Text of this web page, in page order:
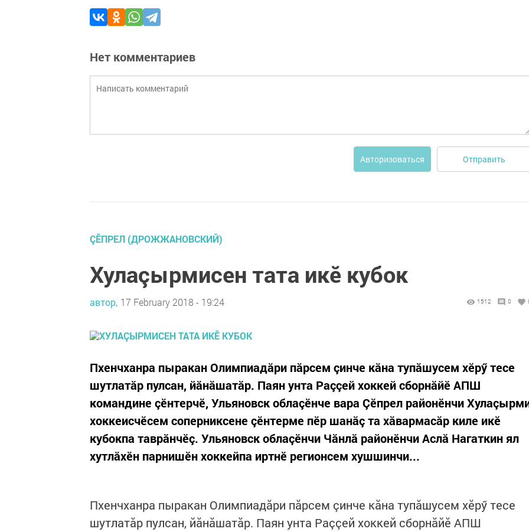
Нет комментариев
Авторизоваться Отправить
ÇĔПРЕЛ (ДРОЖЖАНОВСКИЙ)
Хулаçырмисен тата икӗ кубок
автор, 17 February 2018 - 19:24 1512 0
Пхенчханра пыракан Олимпиадăри пăрсем çинче кăна тупăшусем хӗрӳ тесе
шутлатăр пулсан, йăнăшатăр. Паян унта Раççей хоккей сборнăйӗ АПШ
командине çӗнтерчӗ, Ульяновск облаçӗнче вара Çӗпрел районӗнчи
хоккеисчӗсем соперниксене çӗнтерме пӗр шанăç та хăвармасăр киле икӗ
кубокпа таврăнчӗç. Ульяновск облаçӗнчи Чăнлă районӗнчи Аслă Нагаткин ял
хутлăхӗн парнишӗн хоккейпа иртнӗ регионсем хушшинчи...
Пхенчханра пыракан Олимпиадăри пăрсем çинче кăна тупăшусем хӗрӳ тесе
шутлатăр пулсан, йăнăшатăр. Паян унта Раççей хоккей сборнăйӗ АПШ